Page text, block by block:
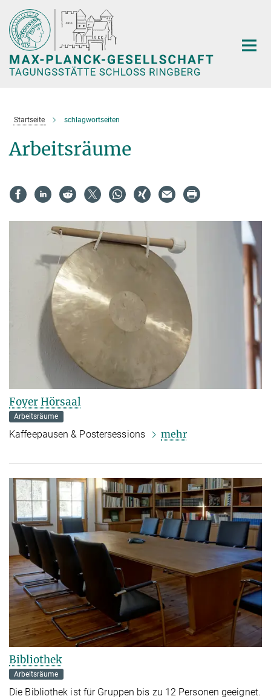
Hauptinhalt
Startseite schlagwortseiten
Arbeitsräume
Foyer Hörsaal
Arbeitsräume
Kaffeepausen & Postersessions mehr
Bibliothek
Arbeitsräume
Die Bibliothek ist für Gruppen bis zu 12 Personen geeignet.